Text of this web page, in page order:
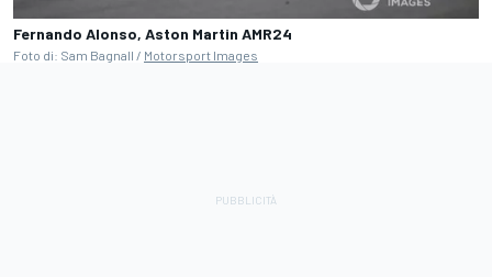
Fernando Alonso, Aston Martin AMR24
Foto di: Sam Bagnall / Motorsport Images